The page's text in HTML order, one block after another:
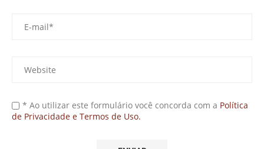
* Ao utilizar este formulário você concorda com a Política
de Privacidade e Termos de Uso.